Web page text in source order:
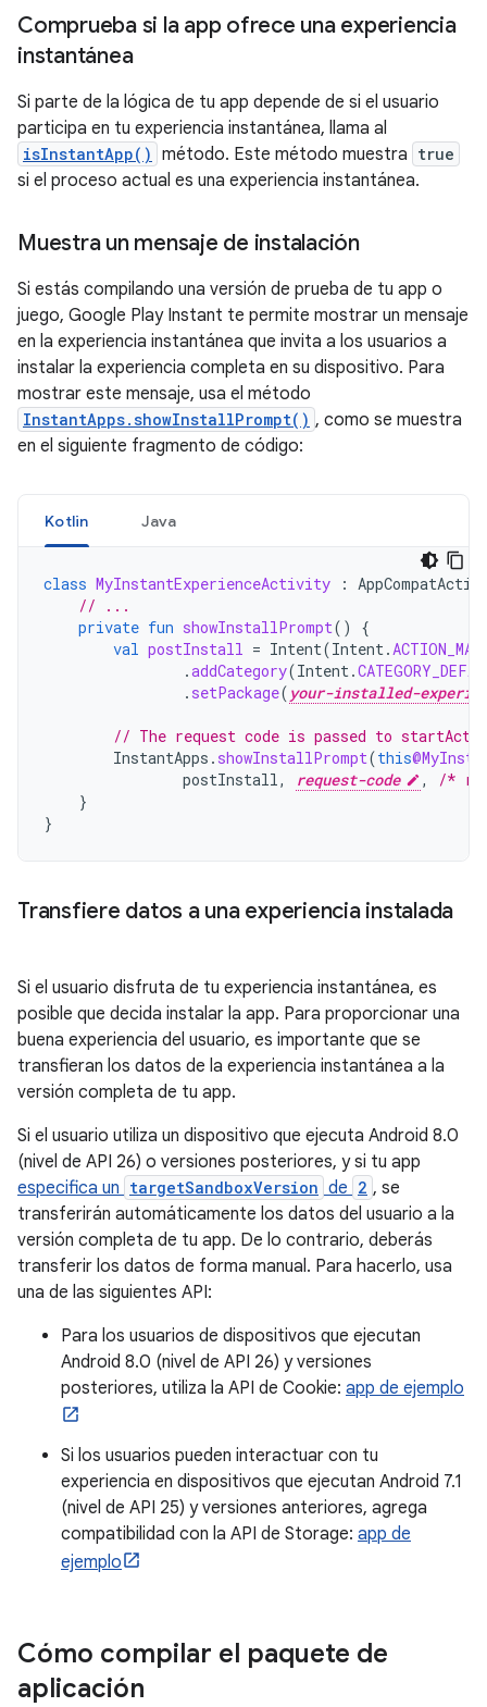
Comprueba si la app ofrece una experiencia
instantánea
Si parte de la lógica de tu app depende de si el usuario
participa en tu experiencia instantánea, llama al
isInstantApp() método. Este método muestra true
si el proceso actual es una experiencia instantánea.
Muestra un mensaje de instalación
Si estás compilando una versión de prueba de tu app o
juego, Google Play Instant te permite mostrar un mensaje
en la experiencia instantánea que invita a los usuarios a
instalar la experiencia completa en su dispositivo. Para
mostrar este mensaje, usa el método
InstantApps.showInstallPrompt() , como se muestra
en el siguiente fragmento de código:
Kotlin Java
class MyInstantExperienceActivity :
// ...
private fun showInstallPrompt()
{
val postInstall = Intent(Intent.
.addCategory(Intent.
. setPackage( your-installed-
// The request code is passed to
InstantApps . showInstallPrompt(this
postInstall, request-code ,
/*
}
}
Transfiere datos a una experiencia instalada
Si el usuario disfruta de tu experiencia instantánea, es
posible que decida instalar la app. Para proporcionar una
buena experiencia del usuario, es importante que se
transfieran los datos de la experiencia instantánea a la
versión completa de tu app.
Si el usuario utiliza un dispositivo que ejecuta Android 8.0
(nivel de API 26) o versiones posteriores, y si tu app
especifica un targetSandboxVersion de 2 , se
transferirán automáticamente los datos del usuario a la
versión completa de tu app. De lo contrario, deberás
transferir los datos de forma manual. Para hacerlo, usa
una de las siguientes API:
Para los usuarios de dispositivos que ejecutan
Android 8.0 (nivel de API 26) y versiones
posteriores, utiliza la API de Cookie: app de ejemplo
Si los usuarios pueden interactuar con tu
experiencia en dispositivos que ejecutan Android 7.1
(nivel de API 25) y versiones anteriores, agrega
compatibilidad con la API de Storage: app de
ejemplo
Cómo compilar el paquete de
aplicación